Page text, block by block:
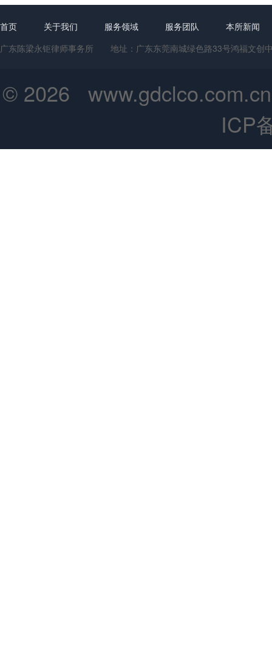
首页 关于我们 服务领域 服务团队
本所新闻
广东陈梁永钜律师事务所 地址：广东东莞南城绿色路33号鸿福
© 2026
ICP备